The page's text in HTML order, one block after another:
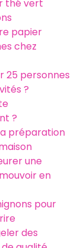
thé vert
papier
chez
25 personnes
?
?
préparation
une
en
pour
des